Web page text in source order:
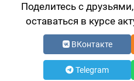
Поделитесь с
оставаться в курсе
ВКонтакте
Telegram